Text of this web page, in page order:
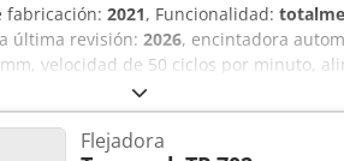
fabricación: 2021, Funcionalidad:
última revisión: 2026, encintadora
velocidad de 50 ciclos por minuto,
ajustable mediante
Ab Sof
Flejadora